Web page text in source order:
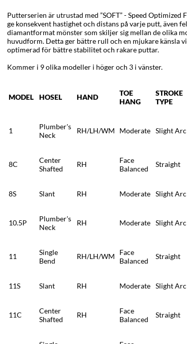
Putterserien är utrustad med ”SOFT” - Speed Optimized
ge konsekvent hastighet och distans på varje putt, även
diamantformat mönster som skiljer sig mellan de olika
huvudform. Detta ger bättre rull och en mjukare känsla
optimerad för bättre stabilitet och rakare puttar.
Kommer i 9 olika modeller i höger och 3 i vänster.
MODEL HOSEL HAND
TOE
HANG
STROKE
TYPE
1
Plumber's
Neck
RH/LH/WM Moderate Slight Arc
8C
Center
Shafted
RH
Face
Balanced
Straight
8S Slant RH Moderate Slight Arc
10.5P
Plumber's
Neck
RH Moderate Slight Arc
11
Single
Bend
RH/LH/WM
Face
Balanced
Straight
11S Slant RH Moderate Slight Arc
11C
Center
Shafted
RH
Face
Balanced
Straight